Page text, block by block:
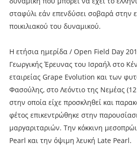
σταφύλι εάν επενδύσει σοβαρά στην
ποικιλιακού του δυναµικού.
Η ετήσια ηµερίδα / Open Field Day
Γεωργικής Έρευνας του Ισραήλ στο
εταιρείας Grape Evolution και των
Φασούλης, στο Λεόντιο της Νεµέας
στην οποία είχε προσκληθεί και
φέτος επικεντρώθηκε στην
µαργαριταριών. Την κόκκινη
Pearl και την όψιµη λευκή Late Pearl.